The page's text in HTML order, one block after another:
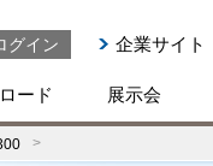
グイン 企業サイト
ード 展示会